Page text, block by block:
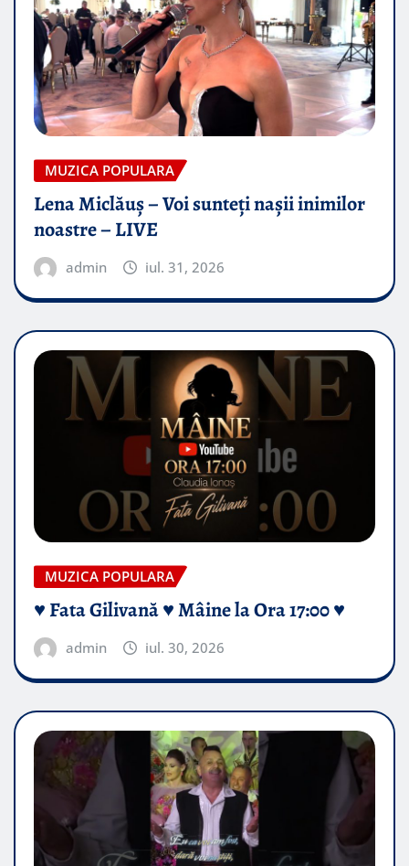
MUZICA POPULARA
Lena Miclăuș – Voi sunteți nașii inimilor
noastre – LIVE
admin iul. 31, 2026
MUZICA POPULARA
♥️ Fata Gilivană ♥️ Mâine la Ora 17:00 ♥️
admin iul. 30, 2026